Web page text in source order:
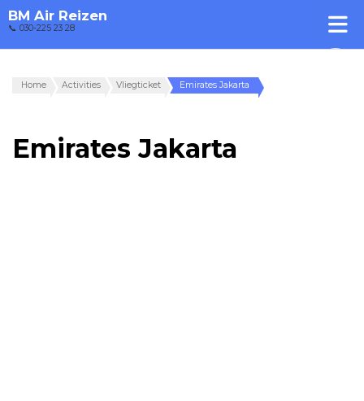
BM Air Reizen
📞 030-225 23 28
Home Activities Vliegticket Emirates Jakarta
Emirates Jakarta